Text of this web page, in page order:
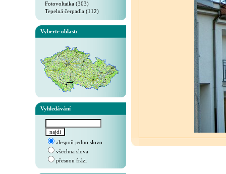
Fotovoltaika (303)
Tepelná čerpadla (112)
Vyberte oblast:
Vyhledávání
alespoň jedno slovo
všechna slova
přesnou frázi